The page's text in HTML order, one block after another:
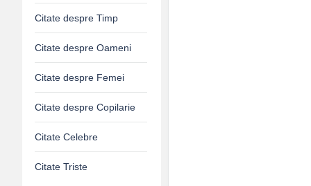
Citate despre Timp
Citate despre Oameni
Citate despre Femei
Citate despre Copilarie
Citate Celebre
Citate Triste